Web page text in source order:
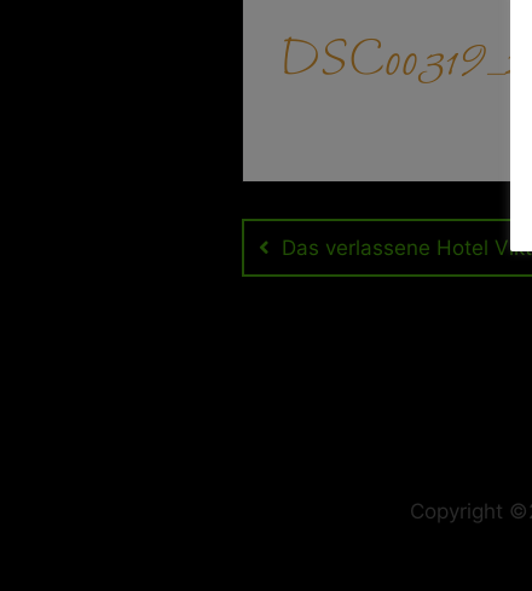
DSC00319_2
Beitragsnavigation
Das verlassene Hotel
Copyright